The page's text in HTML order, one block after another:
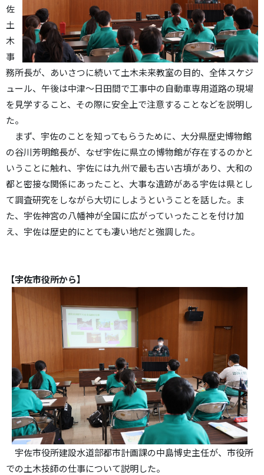
佐
土
木
事
務所長が、あいさつに続いて土木未来教室の目的、全体スケジ
ュール、午後は中津～日田間で工事中の自動車専用道路の現場
を見学すること、その際に安全上で注意することなどを説明し
た。
まず、宇佐のことを知ってもらうために、大分県歴史博物館
の谷川芳明館長が、なぜ宇佐に県立の博物館が存在するのかと
いうことに触れ、宇佐には九州で最も古い古墳があり、大和の
都と密接な関係にあったこと、大事な遺跡がある宇佐は県とし
て調査研究をしながら大切にしようということを話した。ま
た、宇佐神宮の八幡神が全国に広がっていったことを付け加
え、宇佐は歴史的にとても凄い地だと強調した。
【宇佐市役所から】
宇佐市役所建設水道部都市計画課の中島博史主任が、市役所
での土木技師の仕事について説明した。